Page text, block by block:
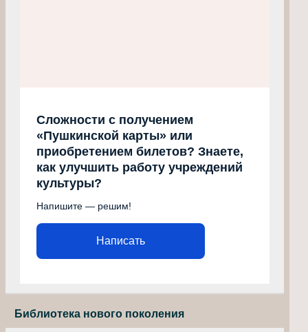
Сложности с получением
«Пушкинской карты» или
приобретением билетов? Знаете,
как улучшить работу учреждений
культуры?
Напишите — решим!
Написать
Библиотека нового поколения